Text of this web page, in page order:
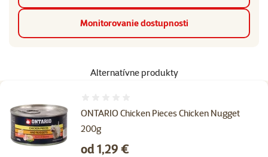
Monitorovanie dostupnosti
Alternatívne produkty
ONTARIO Chicken Pieces Chicken Nugget
200g
Cena
od 1,29 €